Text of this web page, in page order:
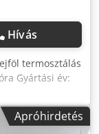
és
beszélünk.
/Nous
Hívás
termosztálás
Gyártási év:
– kiváló
Teljes GEA
amelyet
Apróhirdetés